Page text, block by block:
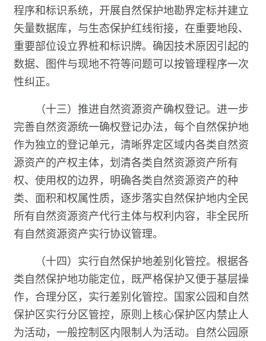
程序和标识系统，开展自然保护地勘界定标并建立
矢量数据库，与生态保护红线衔接，在重要地段、
重要部位设立界桩和标识牌。确因技术原因引起的
数据、图件与现地不符等问题可以按管理程序一次
性纠正。
（十三）推进自然资源资产确权登记。进一步
完善自然资源统一确权登记办法，每个自然保护地
作为独立的登记单元，清晰界定区域内各类自然资
源资产的产权主体，划清各类自然资源资产所有
权、使用权的边界，明确各类自然资源资产的种
类、面积和权属性质，逐步落实自然保护地内全民
所有自然资源资产代行主体与权利内容，非全民所
有自然资源资产实行协议管理。
（十四）实行自然保护地差别化管控。根据各
类自然保护地功能定位，既严格保护又便于基层操
作，合理分区，实行差别化管控。国家公园和自然
保护区实行分区管控，原则上核心保护区内禁止人
为活动，一般控制区内限制人为活动。自然公园原